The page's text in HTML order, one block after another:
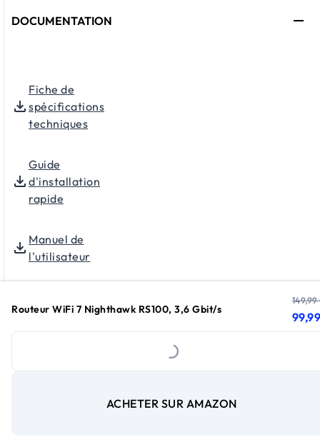
DOCUMENTATION
Fiche de
spécifications
techniques
Guide
d'installation
rapide
Manuel de
l'utilisateur
Guide d'installation rapide
Manuel d'utilisation
Routeur WiFi 7 Nighthawk RS100, 3,6 Gbit/s prix
prix
Loading...
ACHETER SUR AMAZON